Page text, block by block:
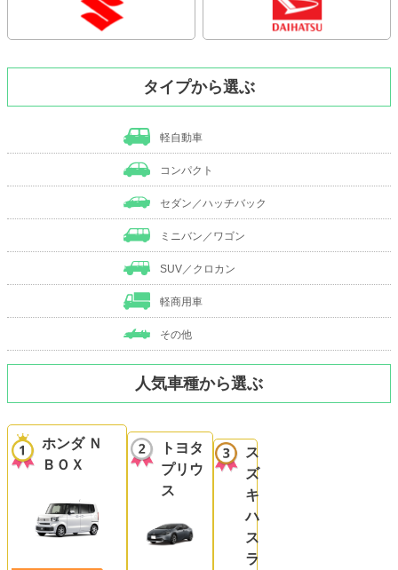
タイプから選ぶ
軽自動車
コンパクト
セダン／ハッチバック
ミニバン／ワゴン
SUV／クロカン
軽商用車
その他
人気車種から選ぶ
ホンダ Ｎ
ＢＯＸ
トヨタ
プリウ
ス
ス
ズ
キ
ハ
ス
ラ